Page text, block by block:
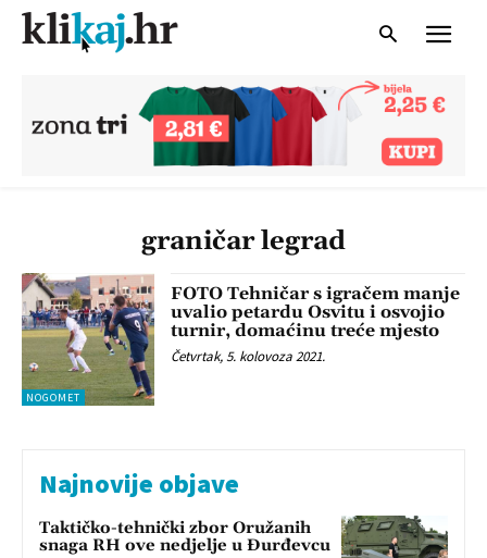
graničar legrad
NOGOMET
FOTO Tehničar s igračem manje
uvalio petardu Osvitu i osvojio
turnir, domaćinu treće mjesto
Četvrtak, 5. kolovoza 2021.
Najnovije objave
Taktičko-tehnički zbor Oružanih
snaga RH ove nedjelje u Đurđevcu